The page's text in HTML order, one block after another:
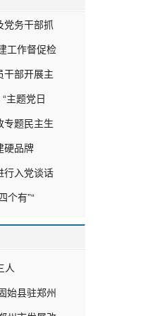
党务干部抓
工作督促检
干部开展主
主题党日
专题民主生
硬品牌
行入党谈话
个有”“
人
始县驻郑州